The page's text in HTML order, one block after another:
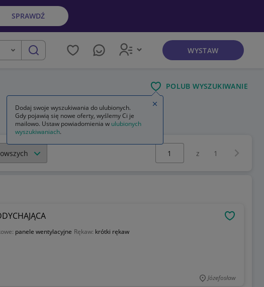
SPRAWDŹ
szukaj WYSTAW
POLUB WYSZUKIWANIE
Wybierz stronę:
z 1
panele wentylacyjne Rękaw: krótki rękaw
Józefosław
Dodaj swoje wyszukiwania do ulubionych.
Gdy pojawią się nowe oferty, wyślemy Ci je
mailowo. Ustaw powiadomienia w ulubionych
wyszukiwaniach.
Zamknij wskazówkę